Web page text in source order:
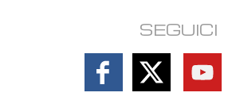
SEGUICI
Follow
on
Follow
on
Follow
on